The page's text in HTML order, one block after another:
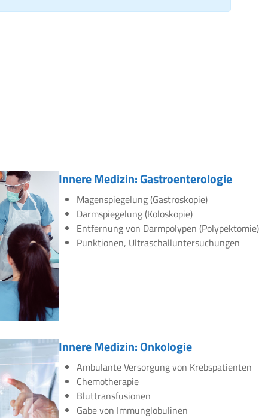
Innere Medizin: Gastroenterologie
Magenspiegelung (Gastroskopie)
Darmspiegelung (Koloskopie)
Entfernung von Darmpolypen (Polypektomie)
Punktionen, Ultraschalluntersuchungen
Innere Medizin: Onkologie
Ambulante Versorgung von Krebspatienten
Chemotherapie
Bluttransfusionen
Gabe von Immunglobulinen